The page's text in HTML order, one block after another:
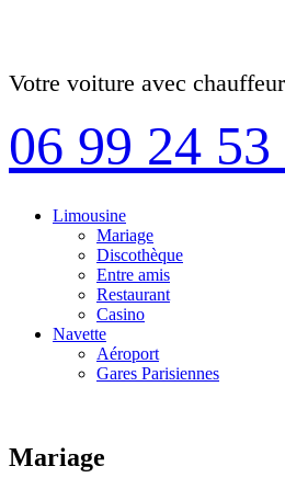
Votre voiture avec chauffeur
06 99 24 53
Limousine
Mariage
Discothèque
Entre amis
Restaurant
Casino
Navette
Aéroport
Gares Parisiennes
Mariage